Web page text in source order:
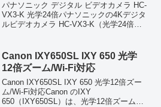
パナソニック デジタル ビデオカメラ HC-
VX3-K 光学24倍パナソニックの4Kデジタ
ルビデオカメラ HC‑VX3‑K（光学24倍）
し、動きの速いシーンも滑らか...
Canon IXY650SL IXY 650 光学
12倍ズーム/Wi-Fi対応
Canon IXY650SL IXY 650 光学12倍ズー
ム/Wi-Fi対応Canon のIXY
650（IXY650SL）は、光学12倍ズームと